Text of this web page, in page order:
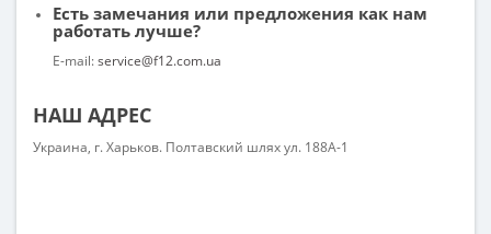
Есть замечания или предложения как нам
работать лучше?
E-mail:service@f12.com.ua
НАШ АДРЕС
Украина, г. Харьков. Полтавский шлях ул. 188А-1